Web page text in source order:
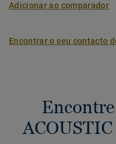
Adicionar ao comparador
Encontrar o seu contacto
ACOUSTIC